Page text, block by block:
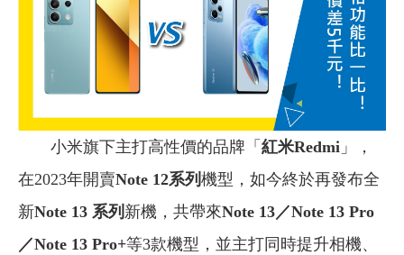
小米旗下主打高性價的品牌「 紅米Redmi 」，
在2023年開賣Note 12系列 機型，如今終於再發布全
新Note 13 系列 新機，共帶來Note 13／Note 13 Pro
／Note 13 Pro+等3款機型，並主打同時提升相機、